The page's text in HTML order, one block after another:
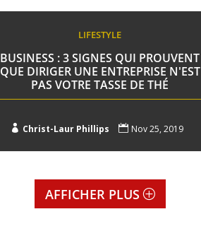
LIFESTYLE
BUSINESS : 3 SIGNES QUI PROUVENT
QUE DIRIGER UNE ENTREPRISE N'EST
PAS VOTRE TASSE DE THÉ
 Christ-Laur Phillips  Nov 25, 2019
AFFICHER PLUS